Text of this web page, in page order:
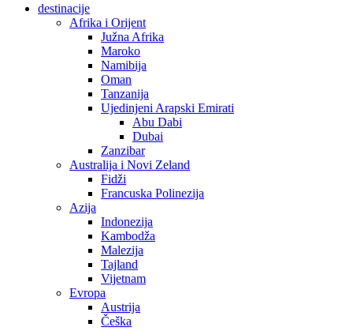
destinacije
Afrika i Orijent
Južna Afrika
Maroko
Namibija
Oman
Tanzanija
Ujedinjeni Arapski Emirati
Abu Dabi
Dubai
Zanzibar
Australija i Novi Zeland
Fidži
Francuska Polinezija
Azija
Indonezija
Kambodža
Malezija
Tajland
Vijetnam
Evropa
Austrija
Češka